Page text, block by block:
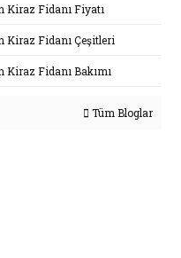
Kiraz Fidanı Fiyatı
Kiraz Fidanı Çeşitleri
Kiraz Fidanı Bakımı
Tüm Bloglar